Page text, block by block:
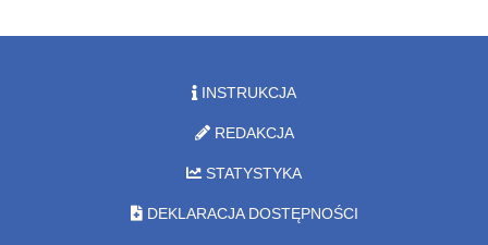
INSTRUKCJA
REDAKCJA
STATYSTYKA
DEKLARACJA DOSTĘPNOŚCI